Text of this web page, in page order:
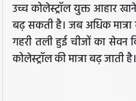
उच्च कोलेस्ट्रॉल युक्त आहार
बढ़ सकती है। जब अधिक मात्रा
गहरी तली हुई चीजों का सेवन
कोलेस्ट्रॉल की मात्रा बढ़ जाती है।